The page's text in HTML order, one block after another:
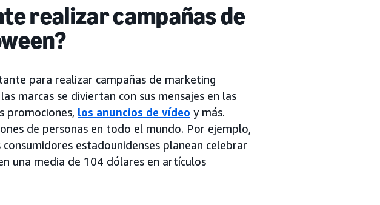
realizar campañas de
para realizar campañas de marketing
marcas se diviertan con sus mensajes en las
promociones, los anuncios de vídeo y más.
de personas en todo el mundo. Por ejemplo,
estadounidenses planean celebrar
una media de 104 dólares en artículos